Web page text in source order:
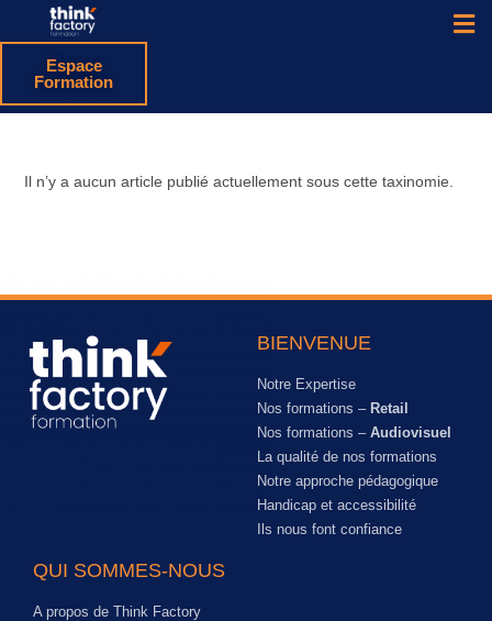
Espace
Formation
Il n’y a aucun article publié actuellement sous cette taxinomie.
BIENVENUE
Notre Expertise
Nos formations – Retail
Nos formations – Audiovisuel
La qualité de nos formations
Notre approche pédagogique
Handicap et accessibilité
Ils nous font confiance
QUI SOMMES-NOUS
A propos de Think Factory